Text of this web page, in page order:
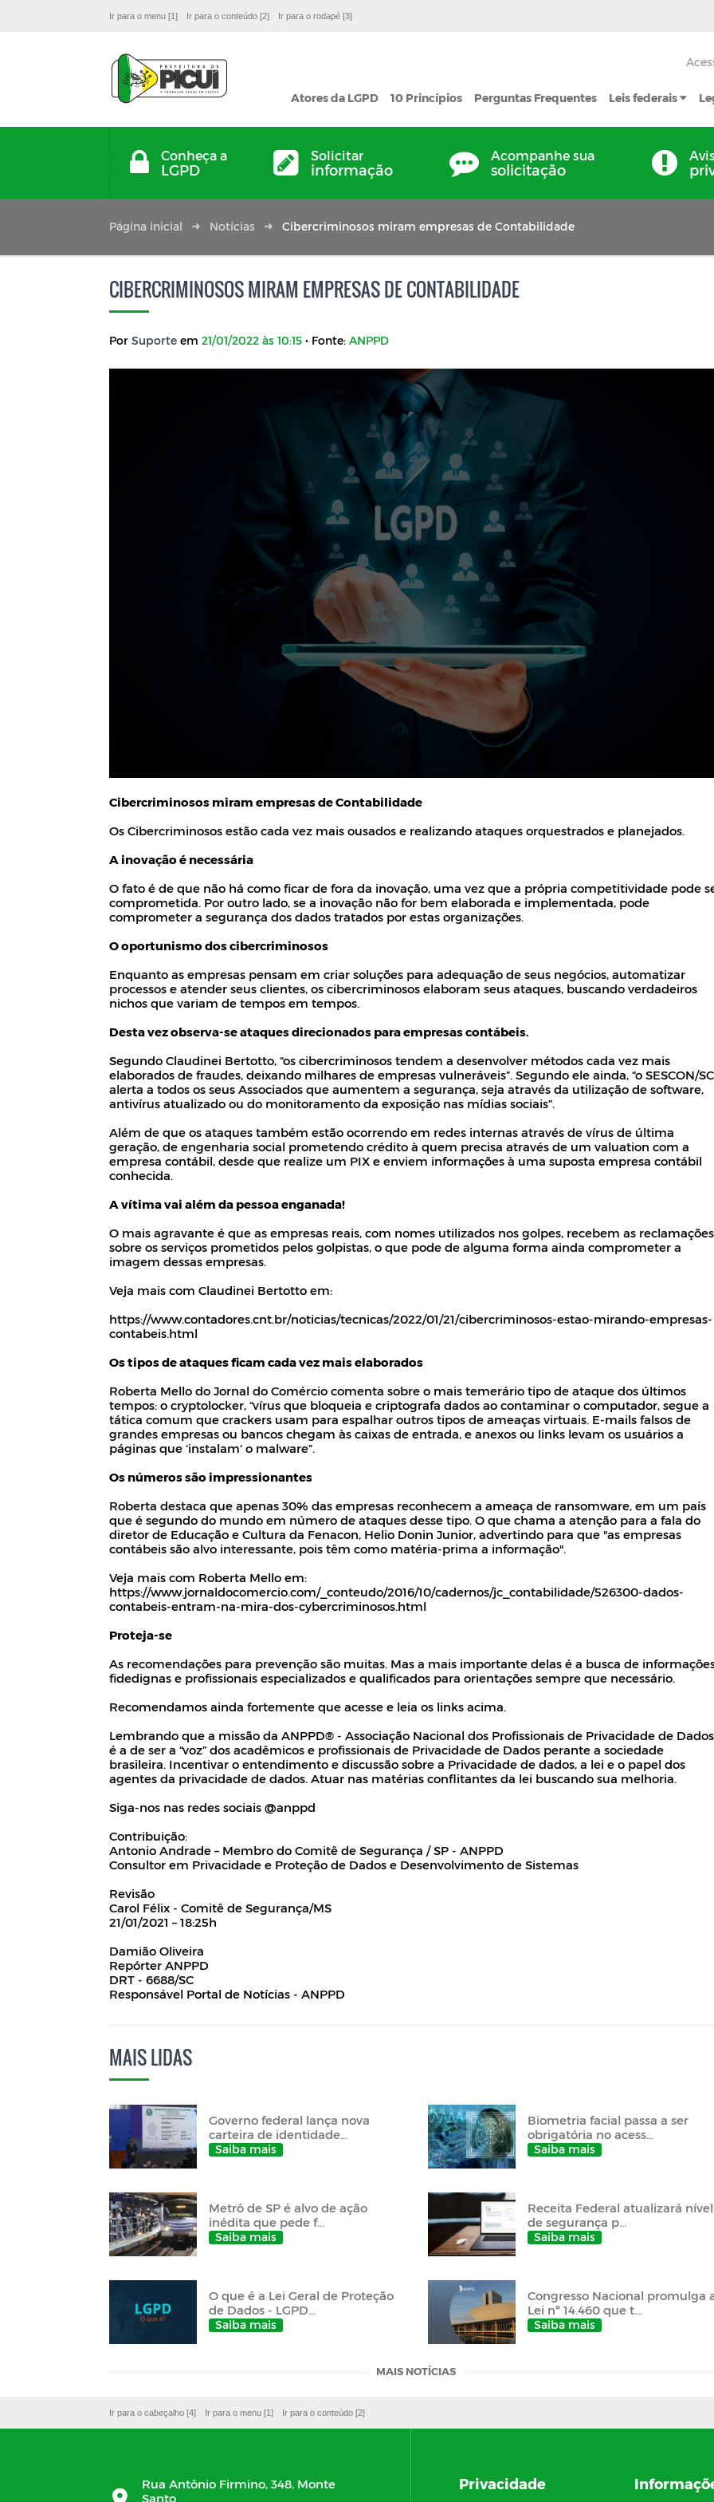
Ir para o menu [1] Ir para o conteúdo [2] Ir para o rodapé [3]
Atores da LGPD 10 Princípios Perguntas Frequentes Leis federais
Conheça a
LGPD
Solicitar
informação
Acompanhe sua
solicitação
Página inicial Notícias Cibercriminosos miram empresas de Contabilidade
CIBERCRIMINOSOS MIRAM EMPRESAS DE CONTABILIDADE
Por Suporte em 21/01/2022 às 10:15 • Fonte: ANPPD
Cibercriminosos miram empresas de Contabilidade
Os Cibercriminosos estão cada vez mais ousados e realizando ataques orquestrados e planejados.
A inovação é necessária
O fato é de que não há como ficar de fora da inovação, uma vez que a própria competitividade pode
comprometida. Por outro lado, se a inovação não for bem elaborada e implementada, pode
comprometer a segurança dos dados tratados por estas organizações.
O oportunismo dos cibercriminosos
Enquanto as empresas pensam em criar soluções para adequação de seus negócios, automatizar
processos e atender seus clientes, os cibercriminosos elaboram seus ataques, buscando verdadeiros
nichos que variam de tempos em tempos.
Desta vez observa-se ataques direcionados para empresas contábeis.
Segundo Claudinei Bertotto, “os cibercriminosos tendem a desenvolver métodos cada vez mais
elaborados de fraudes, deixando milhares de empresas vulneráveis”. Segundo ele ainda, “o SESCON/SC
alerta a todos os seus Associados que aumentem a segurança, seja através da utilização de software,
antivírus atualizado ou do monitoramento da exposição nas mídias sociais”.
Além de que os ataques também estão ocorrendo em redes internas através de vírus de última
geração, de engenharia social prometendo crédito à quem precisa através de um valuation com a
empresa contábil, desde que realize um PIX e enviem informações à uma suposta empresa contábil
conhecida.
A vítima vai além da pessoa enganada!
O mais agravante é que as empresas reais, com nomes utilizados nos golpes, recebem as reclamações
sobre os serviços prometidos pelos golpistas, o que pode de alguma forma ainda comprometer a
imagem dessas empresas.
Veja mais com Claudinei Bertotto em:
https://www.contadores.cnt.br/noticias/tecnicas/2022/01/21/cibercriminosos-estao-mirando-empresas-
contabeis.html
Os tipos de ataques ficam cada vez mais elaborados
Roberta Mello do Jornal do Comércio comenta sobre o mais temerário tipo de ataque dos últimos
tempos: o cryptolocker, “vírus que bloqueia e criptografa dados ao contaminar o computador, segue a
tática comum que crackers usam para espalhar outros tipos de ameaças virtuais. E-mails falsos de
grandes empresas ou bancos chegam às caixas de entrada, e anexos ou links levam os usuários a
páginas que ‘instalam’ o malware”.
Os números são impressionantes
Roberta destaca que apenas 30% das empresas reconhecem a ameaça de ransomware, em um país
que é segundo do mundo em número de ataques desse tipo. O que chama a atenção para a fala do
diretor de Educação e Cultura da Fenacon, Helio Donin Junior, advertindo para que "as empresas
contábeis são alvo interessante, pois têm como matéria-prima a informação".
Veja mais com Roberta Mello em:
https://www.jornaldocomercio.com/_conteudo/2016/10/cadernos/jc_contabilidade/526300-dados-
contabeis-entram-na-mira-dos-cybercriminosos.html
Proteja-se
As recomendações para prevenção são muitas. Mas a mais importante delas é a busca de
fidedignas e profissionais especializados e qualificados para orientações sempre que necessário.
Recomendamos ainda fortemente que acesse e leia os links acima.
Lembrando que a missão da ANPPD® - Associação Nacional dos Profissionais de Privacidade de Dados
é a de ser a “voz” dos acadêmicos e profissionais de Privacidade de Dados perante a sociedade
brasileira. Incentivar o entendimento e discussão sobre a Privacidade de dados, a lei e o papel dos
agentes da privacidade de dados. Atuar nas matérias conflitantes da lei buscando sua melhoria.
Siga-nos nas redes sociais @anppd
Contribuição:
Antonio Andrade – Membro do Comitê de Segurança / SP - ANPPD
Consultor em Privacidade e Proteção de Dados e Desenvolvimento de Sistemas
Revisão
Carol Félix - Comitê de Segurança/MS
21/01/2021 – 18:25h
Damião Oliveira
Repórter ANPPD
DRT - 6688/SC
Responsável Portal de Notícias - ANPPD
MAIS LIDAS
Governo federal lança nova
carteira de identidade...
Saiba mais
Biometria facial passa a ser
obrigatória no acess...
Saiba mais
Metrô de SP é alvo de ação
inédita que pede f...
Saiba mais
Receita Federal atualizará nível
de segurança p...
Saiba mais
O que é a Lei Geral de Proteção
de Dados - LGPD...
Saiba mais
Congresso Nacional promulga
Lei nº 14.460 que t...
Saiba mais
MAIS NOTÍCIAS
Ir para o cabeçalho [4] Ir para o menu [1] Ir para o conteúdo [2]
Rua Antônio Firmino, 348, Monte
Santo
Privacidade